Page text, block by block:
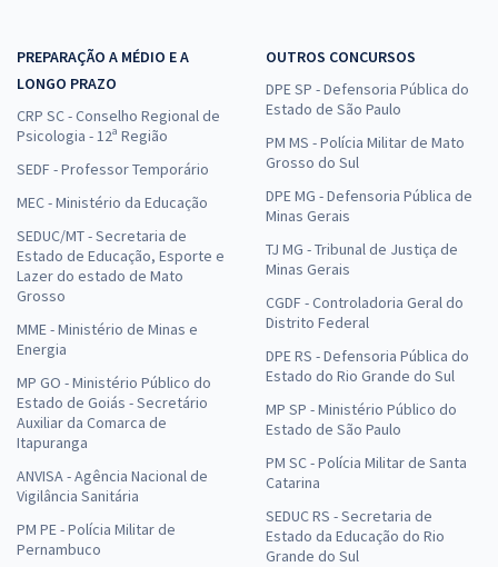
PREPARAÇÃO A MÉDIO E A
LONGO PRAZO
CRP SC - Conselho Regional de
Psicologia - 12ª Região
SEDF - Professor Temporário
MEC - Ministério da Educação
SEDUC/MT - Secretaria de
Estado de Educação, Esporte e
Lazer do estado de Mato
Grosso
MME - Ministério de Minas e
Energia
MP GO - Ministério Público do
Estado de Goiás - Secretário
Auxiliar da Comarca de
Itapuranga
ANVISA - Agência Nacional de
Vigilância Sanitária
PM PE - Polícia Militar de
Pernambuco
OUTROS CONCURSOS
DPE SP - Defensoria Pública do
Estado de São Paulo
PM MS - Polícia Militar de Mato
Grosso do Sul
DPE MG - Defensoria Pública de
Minas Gerais
TJ MG - Tribunal de Justiça de
Minas Gerais
CGDF - Controladoria Geral do
Distrito Federal
DPE RS - Defensoria Pública do
Estado do Rio Grande do Sul
MP SP - Ministério Público do
Estado de São Paulo
PM SC - Polícia Militar de Santa
Catarina
SEDUC RS - Secretaria de
Estado da Educação do Rio
Grande do Sul